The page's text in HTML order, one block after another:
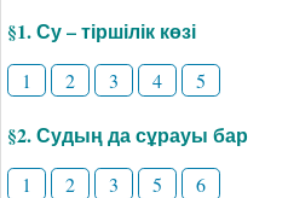
§1. Су – тіршілік көзі
1 2 3 4 5
§2. Судың да сұрауы бар
1 2 3 5 6